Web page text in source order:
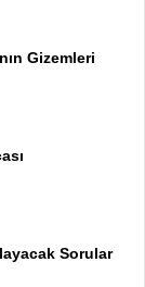
Gizemleri
Sorular